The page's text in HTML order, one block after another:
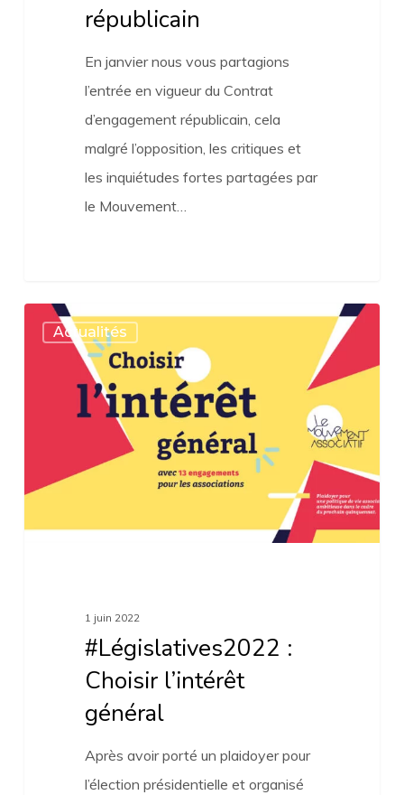
républicain
En janvier nous vous partagions
l’entrée en vigueur du Contrat
d’engagement républicain, cela
malgré l’opposition, les critiques et
les inquiétudes fortes partagées par
le Mouvement…
#Législatives2022
Actualités
1 juin 2022
#Législatives2022 :
Choisir l’intérêt
général
Après avoir porté un plaidoyer pour
l’élection présidentielle et organisé